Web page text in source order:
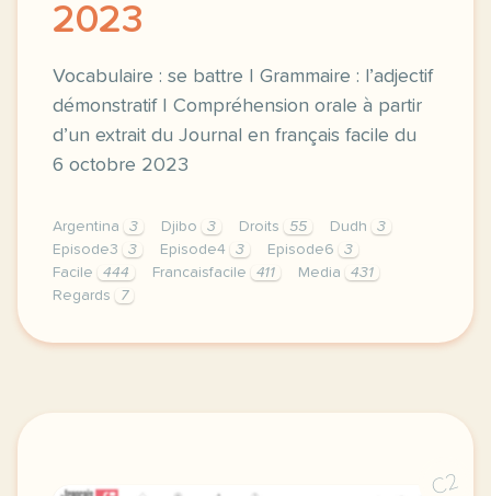
2023
Vocabulaire : se battre | Grammaire : l’adjectif
démonstratif | Compréhension orale à partir
d’un extrait du Journal en français facile du
6 octobre 2023
Argentina 3 Djibo 3 Droits 55 Dudh
3
Episode3
3 Episode4 3 Episode6
3
Facile
444 Francaisfacile 411 Media
431
Regards
7
exercice a1 prix nobel de la paix 2023
C2